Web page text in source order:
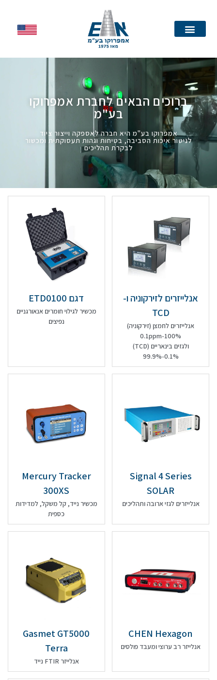
ברוכים הבאים לחברת אמפרוקו
בע"מ
אמפרוקו בע"מ היא חברה לאספקה וייצור ציוד
לניטור איכות הסביבה, בטיחות וגהות תעסוקתית ומכשור
לבקרת תהליכים
אנלייזרים לזירקוניה ו-
TCD
אנלייזרים לחמצן (זירקוניה)
0.1ppm-100%
ולגזים בינאריים (TCD)
0.1%-99.9%
דגם ETD0100
מכשיר לגילוי חומרים אנאורגניים
נפיצים
Signal 4 Series
SOLAR
אנלייזרים לגזי ארובה ותהליכים
Mercury Tracker
300XS
מכשיר נייד, קל משקל, למדידות
כספית
CHEN Hexagon
אנלייזר רב ערוצי ומעבד פולסים
Gasmet GT5000
Terra
אנלייזר FTIR נייד